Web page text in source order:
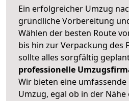
Ein erfolgreicher Umzug
gründliche Vorbereitung
Wählen der besten Route
bis hin zur Verpackung des
sollte alles sorgfältig
professionelle
Wir bieten eine umfassende
Umzug, egal ob in der